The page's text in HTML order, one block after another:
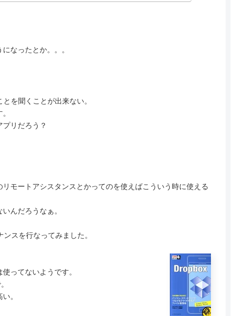
なったとか。。。
を聞くことが出来ない。
リだろう？
モートアシスタンスとかってのを使えばこういう時に使える
んだろうなぁ。
スを行なってみました。
ってないようです。
。